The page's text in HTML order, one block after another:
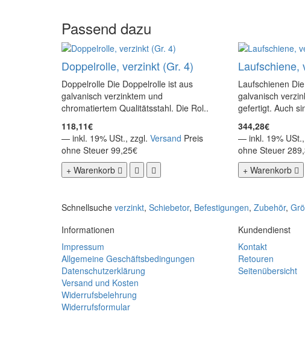
Passend dazu
Doppelrolle, verzinkt (Gr. 4)
Doppelrolle Die Doppelrolle ist aus
galvanisch verzinktem und
chromatiertem Qualitätsstahl. Die Rol..
118,11€
— inkl. 19% USt., zzgl. Versand Preis
ohne Steuer 99,25€
+ Warenkorb
Laufschiene,
Laufschienen
galvanisch
gefertigt. Auch
344,28€
— inkl. 19%
ohne Steuer
+ Warenkorb
Schnellsuche verzinkt, Schiebetor, Befestigungen, Zubehör,
Informationen
Impressum
Allgemeine Geschäftsbedingungen
Datenschutzerklärung
Versand und Kosten
Widerrufsbelehrung
Widerrufsformular
Kundendienst
Kontakt
Retouren
Seitenübersicht